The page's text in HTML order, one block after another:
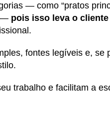
— como “pratos
— pois isso leva o
fontes legíveis e, se
trabalho e facilitam a